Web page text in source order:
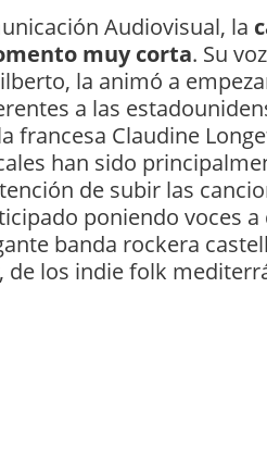
Audiovisual, la
muy corta. Su
la animó a
a las
francesa Claudine
han sido
de subir las
poniendo voces
banda rockera
de los indie folk